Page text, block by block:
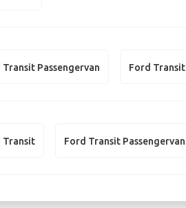
Transit Passengervan Ford Transit
Transit Ford Transit Passengervan